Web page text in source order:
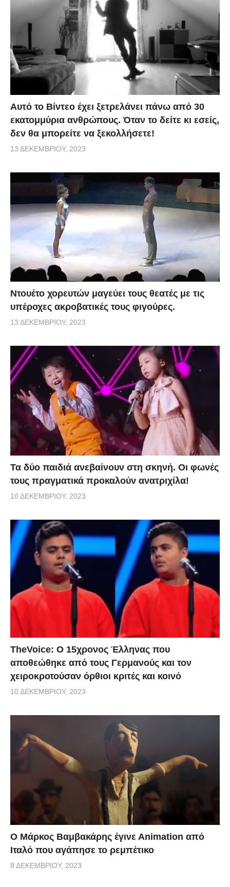
Αυτό το Βίντεο έχει ξετρελάνει πάνω από 30
εκατομμύρια ανθρώπους. Όταν το δείτε κι εσείς,
δεν θα μπορείτε να ξεκολλήσετε!
13 ΔΕΚΕΜΒΡΊΟΥ, 2023
Ντουέτο χορευτών μαγεύει τους θεατές με τις
υπέροχες ακροβατικές τους φιγούρες.
13 ΔΕΚΕΜΒΡΊΟΥ, 2023
Τα δύο παιδιά ανεβαίνουν στη σκηνή. Οι φωνές
τους πραγματικά προκαλούν ανατριχίλα!
10 ΔΕΚΕΜΒΡΊΟΥ, 2023
TheVoice: Ο 15χρονος Έλληνας που
αποθεώθηκε από τους Γερμανούς και τον
χειροκροτούσαν όρθιοι κριτές και κοινό
10 ΔΕΚΕΜΒΡΊΟΥ, 2023
Ο Μάρκος Βαμβακάρης έγινε Αnimation από
Ιταλό που αγάπησε το ρεμπέτικο
8 ΔΕΚΕΜΒΡΊΟΥ, 2023